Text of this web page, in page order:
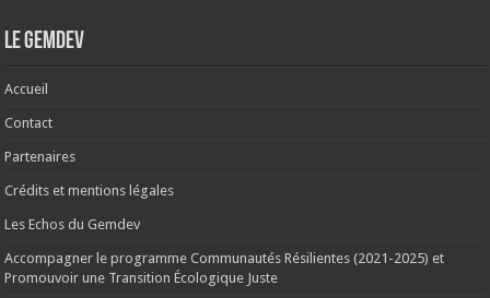
Le Gemdev
Accueil
Contact
Partenaires
Crédits et mentions légales
Les Echos du Gemdev
Accompagner le programme Communautés Résilientes (2021-2025) et
Promouvoir une Transition Écologique Juste